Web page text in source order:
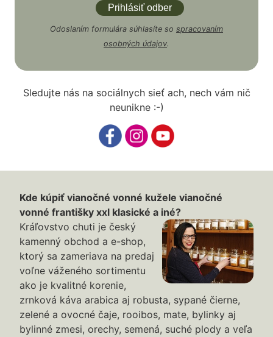
Odoslaním formulára súhlasíte so spracovaním
osobných údajov.
Sledujte nás na sociálnych sieť ach, nech vám nič
neunikne :-)
Kde kúpiť vianočné vonné kužele vianočné
vonné františky xxl klasické a iné?
Kráľovstvo chuti je český
kamenný obchod a e-shop,
ktorý sa zameriava na predaj
voľne váženého sortimentu
ako je kvalitné korenie,
zrnková káva arabica aj robusta, sypané čierne,
zelené a ovocné čaje, rooibos, mate, bylinky aj
bylinné zmesi, orechy, semená, suché plody a veľa